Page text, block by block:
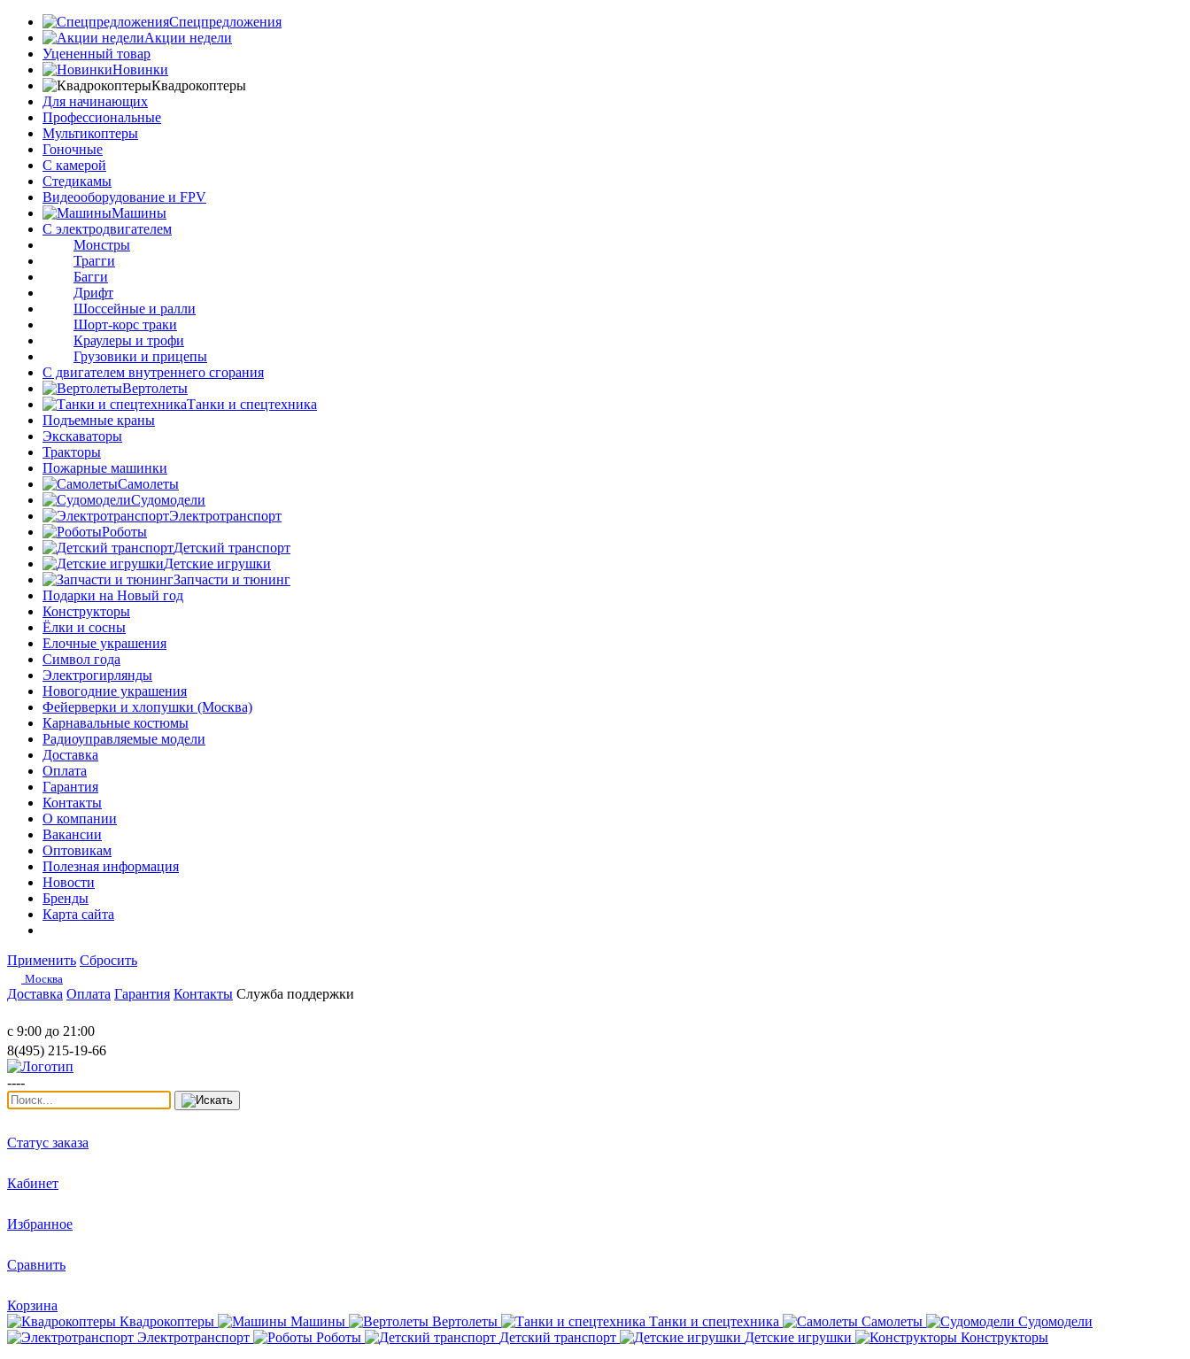
Спецпредложения
Акции недели
Уцененный товар
Новинки
Квадрокоптеры
Для начинающих
Профессиональные
Мультикоптеры
Гоночные
C камерой
Стедикамы
Видеооборудование и FPV
Машины
С электродвигателем
Монстры
Трагги
Багги
Дрифт
Шоссейные и ралли
Шорт-корс траки
Краулеры и трофи
Грузовики и прицепы
С двигателем внутреннего сгорания
Вертолеты
Танки и спецтехника
Подъемные краны
Экскаваторы
Тракторы
Пожарные машинки
Самолеты
Судомодели
Электротранспорт
Роботы
Детский транспорт
Детские игрушки
Запчасти и тюнинг
Подарки на Новый год
Конструкторы
Ёлки и сосны
Елочные украшения
Символ года
Электрогирлянды
Новогодние украшения
Фейерверки и хлопушки (Москва)
Карнавальные костюмы
Радиоуправляемые модели
Доставка
Оплата
Гарантия
Контакты
О компании
Вакансии
Оптовикам
Полезная информация
Новости
Бренды
Карта сайта
Применить Сбросить
Москва
Доставка Оплата Гарантия Контакты Служба поддержки
с 9:00 до 21:00
8(495) 215-19-66
----
Статус заказа
Кабинет
Избранное
Сравнить
Корзина
Квадрокоптеры
Машины Вертолеты Танки и спецтехника Самолеты
Судомодели
Электротранспорт
Роботы Детский транспорт Детские игрушки
Конструкторы